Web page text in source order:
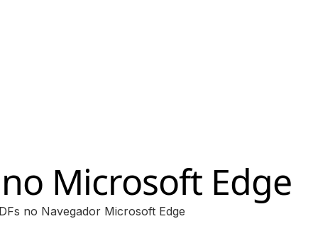
Microsoft Edge
no Navegador Microsoft Edge